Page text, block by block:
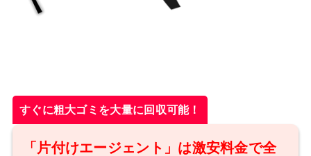
すぐに粗大ゴミを大量に回収可能！
「片付けエージェント」は激安料金で全